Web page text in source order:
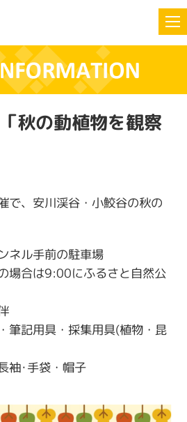
秋の動植物を観察
で、安川渓谷・小鮫谷の秋の
ネル手前の駐車場
場合は9:00にふるさと自然公
筆記用具・採集用具(植物・昆
袖･手袋・帽子